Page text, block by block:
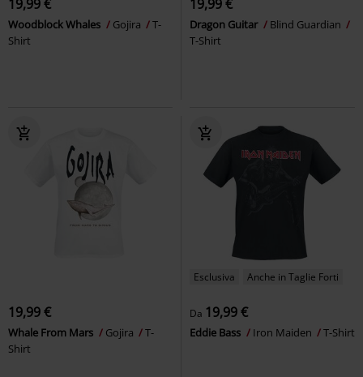
19,99 €
Woodblock Whales Gojira
T-
Shirt
19,99 €
Dragon Guitar
Blind Guardian
T-Shirt
19,99 €
Whale From Mars Gojira
T-
Shirt
Esclusiva Anche in Taglie Forti
Da 19,99 €
Eddie Bass Iron Maiden T-Shirt